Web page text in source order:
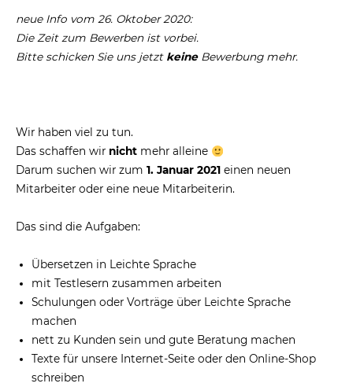
neue Info vom 26. Oktober 2020:
Die Zeit zum Bewerben ist vorbei.
Bitte schicken Sie uns jetzt keineBewerbung mehr.
Wir haben viel zu tun.
Das schaffen wir nicht mehr alleine
Darum suchen wir zum 1. Januar 2021 einen neuen
Mitarbeiter oder eine neue Mitarbeiterin.
Das sind die Aufgaben:
Übersetzen in Leichte Sprache
mit Testlesern zusammen arbeiten
Schulungen oder Vorträge über Leichte Sprache
machen
nett zu Kunden sein und gute Beratung machen
Texte für unsere Internet-Seite oder den Online-Shop
schreiben